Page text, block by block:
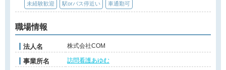
未経験歓迎 駅orバス停近い 車通勤可
職場情報
法人名 株式会社COM
事業所名 訪問看護あゆむ